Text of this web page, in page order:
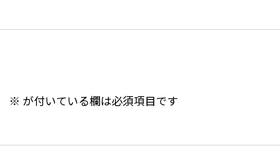
※ が付いている欄は必須項目です